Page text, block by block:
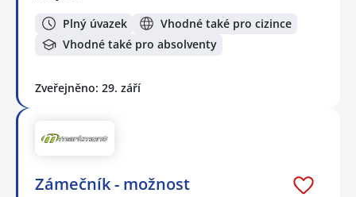
Plný úvazek
Vhodné také pro cizince
Vhodné také pro absolventy
Zveřejněno: 29. září
Zámečník - možnost